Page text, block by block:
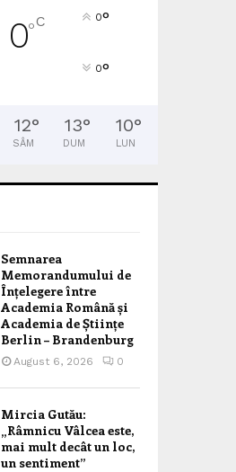
0°C 0°
0°
12°
SÂM
13°
DUM
10°
LUN
Semnarea
Memorandumului de
Înțelegere între
Academia Română și
Academia de Științe
Berlin – Brandenburg
August 6, 2026 0
Mircia Gutău:
„Râmnicu Vâlcea este,
mai mult decât un loc,
un sentiment”